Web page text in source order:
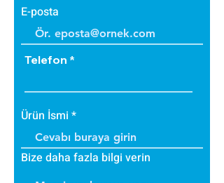
E-posta
Telefon
Ürün İsmi
Bize daha fazla bilgi verin